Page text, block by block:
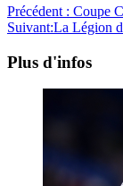
Précédent : Coupe
Suivant:La Légion
Plus d'infos